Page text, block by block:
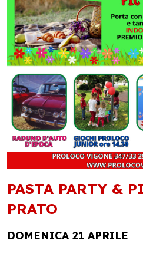
PASTA PARTY &
PRATO
DOMENICA 21 APRILE